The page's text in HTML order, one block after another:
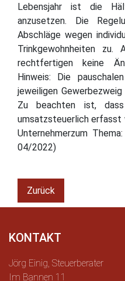
Lebensjahr ist die
anzusetzen. Die
Abschläge wegen
Trinkgewohnheiten zu.
rechtfertigen keine
Hinweis: Die
jeweiligen
Zu beachten ist, dass
umsatzsteuerlich erfasst
Unternehmerzum
04/2022)
Zurück
KONTAKT
Jörg Einig, Steuerberater
Im Bannen 11